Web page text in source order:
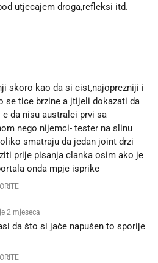
utjecajem droga,refleksi itd.
skoro kao da si cist,najoprezniji i
se tice brzine a jtijeli dokazati da
da nisu australci prvi sa
nego nijemci- tester na slinu
smatraju da jedan joint drzi
prije pisanja clanka osim ako je
onda mpje isprike
2 mjeseca
da što si jače napušen to sporije